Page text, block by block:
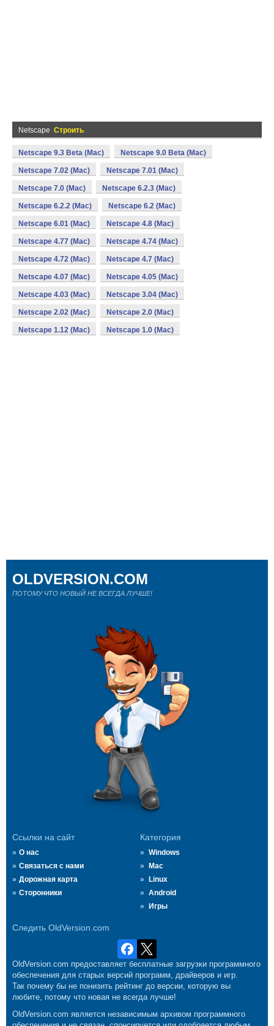
Netscape Строить
Netscape 9.3 Beta (Mac) Netscape 9.0 Beta (Mac)
Netscape 7.02 (Mac) Netscape 7.01 (Mac)
Netscape 7.0 (Mac) Netscape 6.2.3 (Mac)
Netscape 6.2.2 (Mac) Netscape 6.2 (Mac)
Netscape 6.01 (Mac) Netscape 4.8 (Mac)
Netscape 4.77 (Mac) Netscape 4.74 (Mac)
Netscape 4.72 (Mac) Netscape 4.7 (Mac)
Netscape 4.07 (Mac) Netscape 4.05 (Mac)
Netscape 4.03 (Mac) Netscape 3.04 (Mac)
Netscape 2.02 (Mac) Netscape 2.0 (Mac)
Netscape 1.12 (Mac) Netscape 1.0 (Mac)
Ссылки на сайт
О нас
Связаться с нами
Дорожная карта
Сторонники
Категория
Windows
Mac
Linux
Android
Игры
Следить OldVersion.com
OLDVERSION.COM
ПОТОМУ ЧТО НОВЫЙ НЕ ВСЕГДА ЛУЧШЕ!
OldVersion.com предоставляет бесплатные загрузки программного
обеспечения для старых версий программ, драйверов и игр.
Так почему бы не понизить рейтинг до версии, которую вы
любите, потому что новая не всегда лучше!
OldVersion.com является независимым архивом программного